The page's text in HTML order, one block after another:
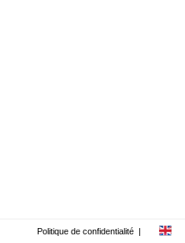
Politique de confidentialité |